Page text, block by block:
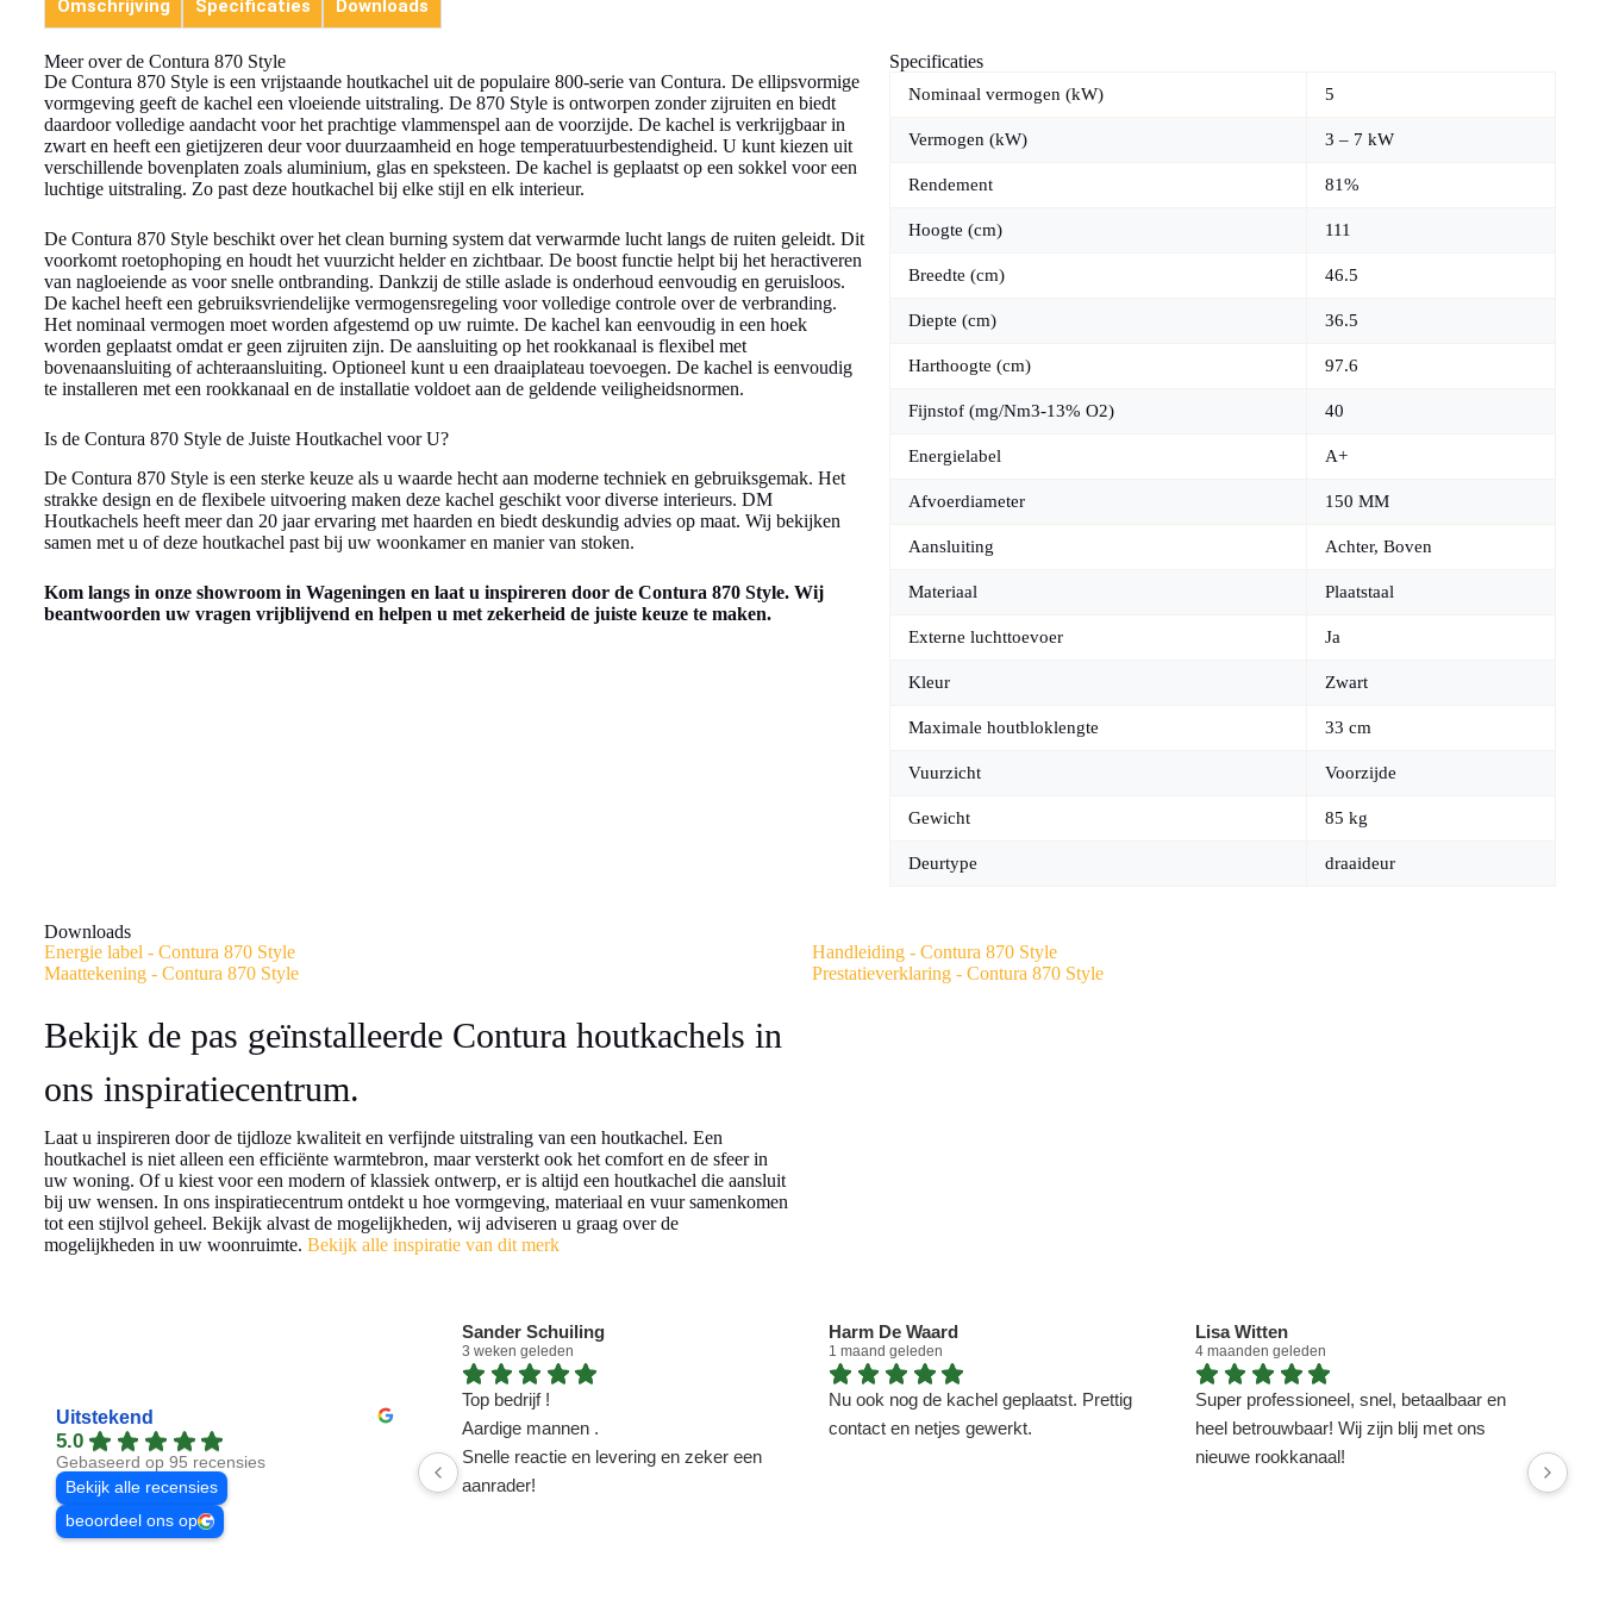
Omschrijving Specificaties Downloads
Meer over de Contura 870 Style
De Contura 870 Style is een vrijstaande houtkachel uit de populaire 800-serie van Contura. De ellipsvormige
vormgeving geeft de kachel een vloeiende uitstraling. De 870 Style is ontworpen zonder zijruiten en biedt
daardoor volledige aandacht voor het prachtige vlammenspel aan de voorzijde. De kachel is verkrijgbaar in
zwart en heeft een gietijzeren deur voor duurzaamheid en hoge temperatuurbestendigheid. U kunt kiezen uit
verschillende bovenplaten zoals aluminium, glas en speksteen. De kachel is geplaatst op een sokkel voor een
luchtige uitstraling. Zo past deze houtkachel bij elke stijl en elk interieur.
De Contura 870 Style beschikt over het clean burning system dat verwarmde lucht langs de ruiten geleidt. Dit
voorkomt roetophoping en houdt het vuurzicht helder en zichtbaar. De boost functie helpt bij het heractiveren
van nagloeiende as voor snelle ontbranding. Dankzij de stille aslade is onderhoud eenvoudig en geruisloos.
De kachel heeft een gebruiksvriendelijke vermogensregeling voor volledige controle over de verbranding.
Het nominaal vermogen moet worden afgestemd op uw ruimte. De kachel kan eenvoudig in een hoek
worden geplaatst omdat er geen zijruiten zijn. De aansluiting op het rookkanaal is flexibel met
bovenaansluiting of achteraansluiting. Optioneel kunt u een draaiplateau toevoegen. De kachel is eenvoudig
te installeren met een rookkanaal en de installatie voldoet aan de geldende veiligheidsnormen.
Is de Contura 870 Style de Juiste Houtkachel voor U?
De Contura 870 Style is een sterke keuze als u waarde hecht aan moderne techniek en gebruiksgemak. Het
strakke design en de flexibele uitvoering maken deze kachel geschikt voor diverse interieurs. DM
Houtkachels heeft meer dan 20 jaar ervaring met haarden en biedt deskundig advies op maat. Wij bekijken
samen met u of deze houtkachel past bij uw woonkamer en manier van stoken.
Kom langs in onze showroom in Wageningen en laat u inspireren door de Contura 870 Style. Wij
beantwoorden uw vragen vrijblijvend en helpen u met zekerheid de juiste keuze te maken.
Specificaties
Nominaal vermogen (kW) 5
Vermogen (kW) 3 – 7 kW
Rendement 81%
Hoogte (cm) 111
Breedte (cm) 46.5
Diepte (cm) 36.5
Harthoogte (cm) 97.6
Fijnstof (mg/Nm3-13% O2) 40
Energielabel A+
Afvoerdiameter 150 MM
Aansluiting Achter, Boven
Materiaal Plaatstaal
Externe luchttoevoer Ja
Kleur Zwart
Maximale houtbloklengte 33 cm
Vuurzicht Voorzijde
Gewicht 85 kg
Deurtype draaideur
Downloads
Energie label - Contura 870 Style
Handleiding - Contura 870 Style
Maattekening - Contura 870 Style
Prestatieverklaring - Contura 870 Style
Bekijk de pas geïnstalleerde Contura houtkachels in
ons inspiratiecentrum.
Laat u inspireren door de tijdloze kwaliteit en verfijnde uitstraling van een houtkachel. Een
houtkachel is niet alleen een efficiënte warmtebron, maar versterkt ook het comfort en de sfeer in
uw woning. Of u kiest voor een modern of klassiek ontwerp, er is altijd een houtkachel die aansluit
bij uw wensen. In ons inspiratiecentrum ontdekt u hoe vormgeving, materiaal en vuur samenkomen
tot een stijlvol geheel. Bekijk alvast de mogelijkheden, wij adviseren u graag over de
mogelijkheden in uw woonruimte. Bekijk alle inspiratie van dit merk
Uitstekend
5.0
Gebaseerd op 95 recensies
Bekijk alle recensies
beoordeel ons op
Sander Schuiling
3 weken geleden
Top bedrijf !
Aardige mannen .
Snelle reactie en levering en zeker een
aanrader!
Harm De Waard
1 maand geleden
Nu ook nog de kachel geplaatst. Prettig
contact en netjes gewerkt.
Lisa Witten
4 maanden geleden
Super professioneel, snel, betaalbaar en
heel betrouwbaar! Wij zijn blij met ons
nieuwe rookkanaal!